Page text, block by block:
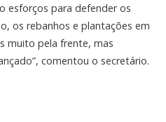
esforços para defender os
os rebanhos e plantações em
muito pela frente, mas
comentou o secretário.